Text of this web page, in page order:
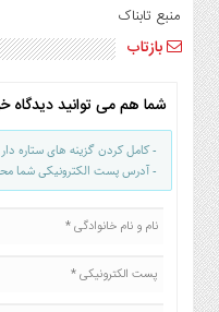
منبع تابناک
بازتاب
شما هم می توانید دیدگاه
- کامل کردن گزینه های ستاره
- آدرس پست الکترونیکی شما